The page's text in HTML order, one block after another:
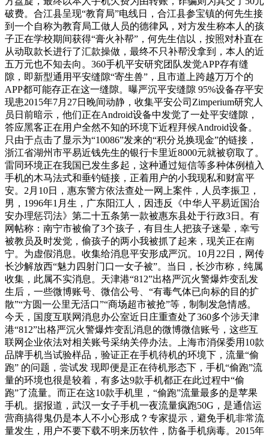
破费。合江县呈现“教育局”电线日，合江县参宝镇的何先生接
到一个自称为教育局工做人员的德律风，对方发生称本人的孩
子正在学校期间获得“膏火补帮”，何先生信以，按照对朴直在
从动取款长进行了汇款操做，最终不只补帮没拿到，本人的近
五万元也不知去向。360手机平安研究团队发觉APP存有缝
隙，即新型通用平安缝隙“寄生兽”，且市道上跨越万万个的
APP都可能存正在这一缝隙。曝严沉平安缝隙 95%设备存平安
现患2015年7月27日晚间动静，收集平安公司Zimperium研究人
员日前暗示，他们正在Android设备中发觉了一处平安缝隙，
答应黑客正在用户全然不知的环境下近程拜候Android设备。
只由于点击了显示为“10086”发来的“积分兑换现金”的链接，
浙江省湖州市平易近钱先生的银行卡里近8000元就被窃取了。
雷同环境正在我国已发生多起，这种通过短信等多种体例植入
手机的木马法式和垂钓链接，正着用户的小我现私和财富平
安。2月10日，惠东警方依法查处一网上案件，人员李振卫，
男，1996年1月生，广东阳江人，因违反《中华人平易近国治
安办理惩罚法》第二十五条第一款被惠东县处于行政3日。有
网帖称：南宁市被偷了3个孩子，有目生人把孩子迷晕，幸亏
被教员及时发觉，偷孩子的两小我被抓了起来，现关正在南
宁。为虚假消息。收集给消息平安形成严沉。10月22日，网传
长沙解放西“魅力四射门口一女子被”。当日，长沙市称，纯属
收集，此属不实消息。天津港“812”出格严沉火警爆炸变乱发
生后，一些微博账号、微信公号、“有毒气体已向标的目的扩
散”“方圆一公里无活口”“商场超市被抢”等，制制发急情感。
今天，国度互联网消息办公室近日庄重查处了360多个涉天津
港“812”出格严沉火警爆炸变乱消息的微博微信账号，这些互
联网企业依法对相关账号采纳关停办法。上海市消保委用10款
品牌手机当试验样品，验证正在手机待机的环境下，流量“偷
跑” 的问题，尝试发 现即便是正在待机形态下，手机“偷跑”流
量的环境也很是较着，有多达9款手机都正在此过程中“偷
跑”了流量。而正在这10款手机里，“偷跑”流量最多的是苹果
手机。据报道，武汉一女子手机一夜流量疯跑50G，是通信运
营商搞得鬼仍是本人不小心形成？专家提示，避免手机非常流
量发生，用户不要下载不明来历软件，防备手机病毒。2015年